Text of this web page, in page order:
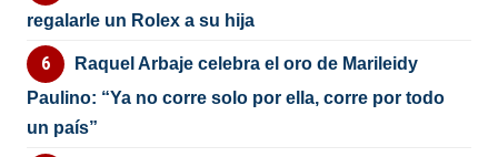
regalarle un Rolex a su hija
Raquel Arbaje celebra el oro de Marileidy
Paulino: “Ya no corre solo por ella, corre por todo
un país”